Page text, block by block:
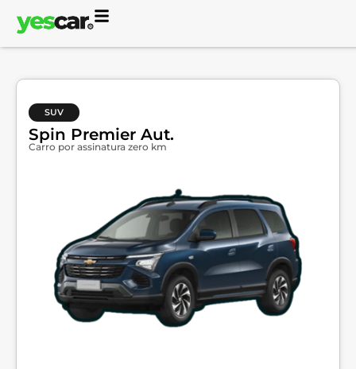
SUV
Spin Premier Aut.
Carro por assinatura zero km